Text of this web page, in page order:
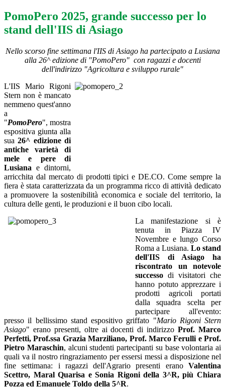
PomoPero 2025, grande successo per lo
stand dell'IIS di Asiago
Nello scorso fine settimana l'IIS di Asiago ha partecipato a Lusiana
alla 26^ edizione di "PomoPero" con ragazzi e docenti
dell'indirizzo "Agricoltura e sviluppo rurale"
L'IIS Mario Rigoni
Stern non è mancato
nemmeno quest'anno
a
"PomoPero", mostra
espositiva giunta alla
sua26^ edizione di
antiche varietà di
mele e pere di
Lusiana e dintorni,
arricchita dal mercato di prodotti tipici e DE.CO. Come sempre la
fiera è stata caratterizzata da un programma ricco di attività dedicato
a promuovere la sostenibilità economica e sociale del territorio, la
cultura delle genti, le produzioni e il buon cibo locali.
La manifestazione si è
tenuta in Piazza IV
Novembre e lungo Corso
Roma a Lusiana. Lo stand
dell'IIS di Asiago ha
riscontrato un notevole
successo di visitatori che
hanno potuto apprezzare i
prodotti agricoli portati
dalla squadra scelta per
partecipare all'evento:
presso il bellissimo stand espositivo griffato "Mario Rigoni Stern
Asiago" erano presenti, oltre ai docenti di indirizzoProf. Marco
Perfetti, Prof.ssa Grazia Marziliano, Prof. Marco Ferulli e Prof.
Pietro Maraschin, alcuni studenti partecipanti su base volontaria ai
quali va il nostro ringraziamento per essersi messi a disposizione nel
fine settimana: i ragazzi dell'Agrario presenti erano Valentina
Scettro, Maral Quarisa e Sonia Rigoni della 3^R, più Chiara
Pozza ed Emanuele Toldo della 5^R.